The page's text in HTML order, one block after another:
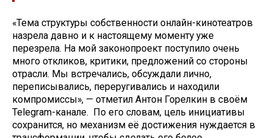
«Тема структуры собственности онлайн-кинотеатров
назрела давно и к настоящему моменту уже
перезрела. На мой законопроект поступило очень
много откликов, критики, предложений со стороны
отрасли. Мы встречались, обсуждали лично,
переписывались, переругивались и находили
компромиссы», — отметил Антон Горелкин в своём
Telegram-канале. По его словам, цель инициативы
сохранится, но механизм её достижения нуждается в